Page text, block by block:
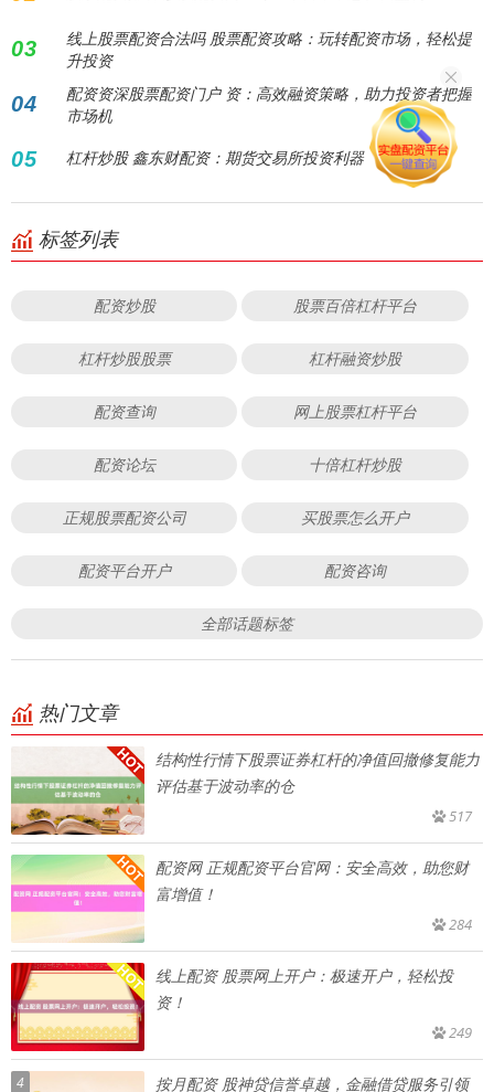
03
线上股票配资合法吗 股票配资攻略：玩转配资市场，轻松提
升投资
04
配资资深股票配资门户 资：高效融资策略，助力投资者把握
市场机
05 杠杆炒股 鑫东财配资：期货交易所投资利器
标签列表
配资炒股 股票百倍杠杆平台
杠杆炒股股票 杠杆融资炒股
配资查询 网上股票杠杆平台
配资论坛 十倍杠杆炒股
正规股票配资公司 买股票怎么开户
配资平台开户 配资咨询
全部话题标签
热门文章
结构性行情下股票证券杠杆的净值回撤修复能力
评估基于波动率的仓
517
配资网 正规配资平台官网：安全高效，助您财
富增值！
284
线上配资 股票网上开户：极速开户，轻松投
资！
249
4 按月配资 股神贷信誉卓越，金融借贷服务引领